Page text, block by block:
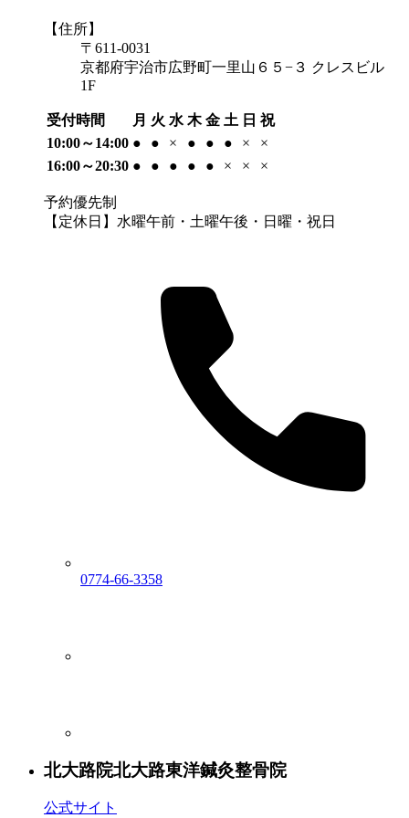
【住所】
〒611-0031
京都府宇治市広野町一里山６５−３ クレスビル
1F
受付時間 月 火 水 木 金 土 日 祝
10:00～14:00 ● ● × ● ● ● ×
×
16:00～20:30 ● ● ● ● ● × × ×
予約優先制
【定休日】水曜午前・土曜午後・日曜・祝日
0774-66-3358
北大路院北大路東洋鍼灸整骨院
公式サイト